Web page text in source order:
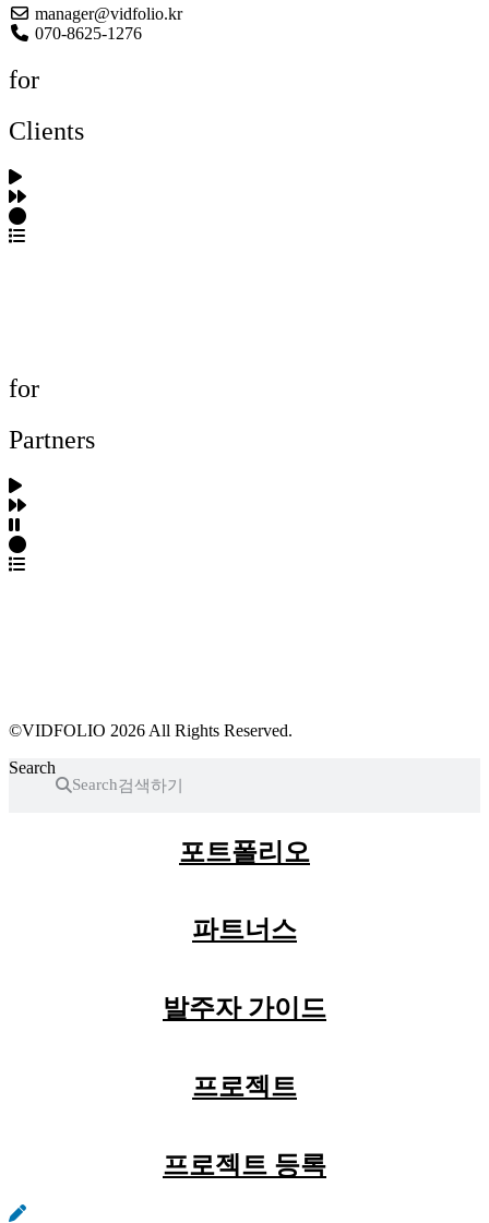
manager@vidfolio.kr
070-8625-1276
for
Clients
for
Partners
©VIDFOLIO 2026 All Rights Reserved.
Search
Search
포트폴리오
파트너스
발주자 가이드
프로젝트
프로젝트 등록